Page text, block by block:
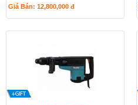
Giá Bán: 12,800,000 đ